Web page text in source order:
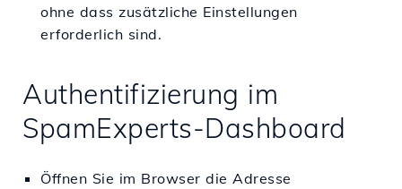
ohne dass zusätzliche Einstellungen
erforderlich sind.
Authentifizierung im
SpamExperts-Dashboard
Öffnen Sie im Browser die Adresse